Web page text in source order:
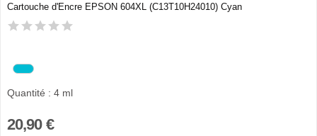
Cartouche d'Encre EPSON 604XL (C13T10H24010) Cyan
Quantité : 4 ml
20,90 €